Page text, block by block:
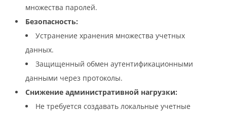
множества паролей.
Безопасность:
Устранение хранения множества учетных
данных.
Защищенный обмен аутентификационными
данными через протоколы.
Снижение административной нагрузки:
Не требуется создавать локальные учетные